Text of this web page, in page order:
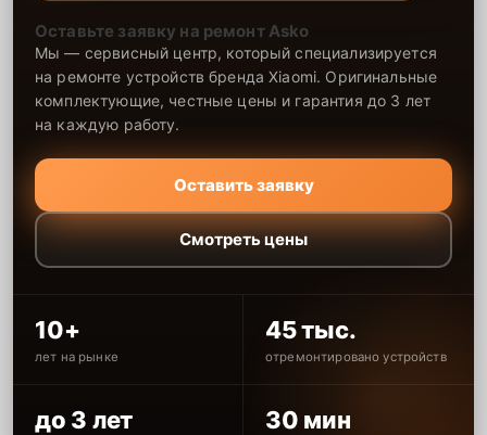
Оставьте заявку на ремонт Asko
Мы — сервисный центр, который специализируется
на ремонте устройств бренда Xiaomi. Оригинальные
комплектующие, честные цены и гарантия до 3 лет
на каждую работу.
Оставить заявку
Смотреть цены
10+
лет на рынке
45 тыс.
отремонтировано устройств
до 3 лет 30 мин